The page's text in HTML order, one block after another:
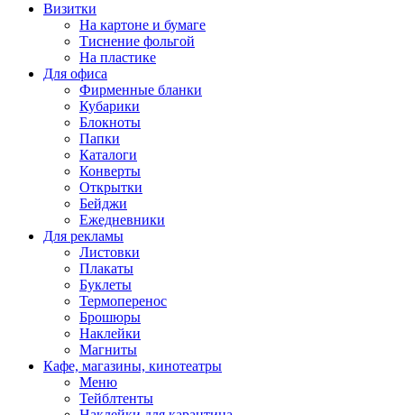
Визитки
На картоне и бумаге
Тиснение фольгой
На пластике
Для офиса
Фирменные бланки
Кубарики
Блокноты
Папки
Каталоги
Конверты
Открытки
Бейджи
Ежедневники
Для рекламы
Листовки
Плакаты
Буклеты
Термоперенос
Брошюры
Наклейки
Магниты
Кафе, магазины, кинотеатры
Меню
Тейблтенты